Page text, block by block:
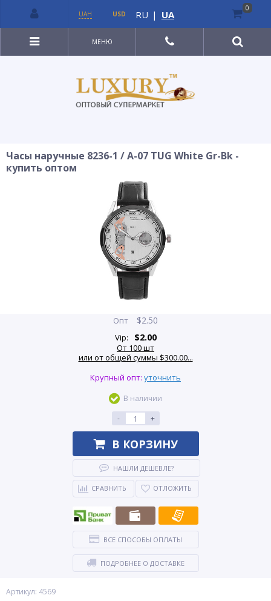
МЕНЮ
Часы наручные 8236-1 / A-07 TUG White Gr-Bk -
купить оптом
Артикул: 4569
Опт $2.50
Vip: $2.00
От 100 шт
или от общей суммы $300.00...
Крупный опт: уточнить
В наличии
-
+
В КОРЗИНУ
НАШЛИ ДЕШЕВЛЕ?
СРАВНИТЬ ОТЛОЖИТЬ
ВСЕ СПОСОБЫ ОПЛАТЫ
ПОДРОБНЕЕ О ДОСТАВКЕ
UAH USD RU | UA
0